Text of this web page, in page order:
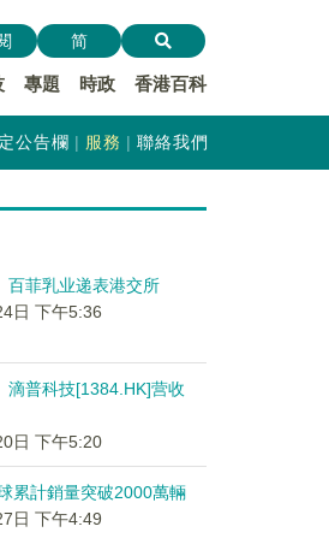
專題 時政 香港百科
简
公告欄 服務 聯絡我們
百菲乳业递表港交所
日 下午5:36
滴普科技[1384.HK]营收
日 下午5:20
累計銷量突破2000萬輛
日 下午4:49